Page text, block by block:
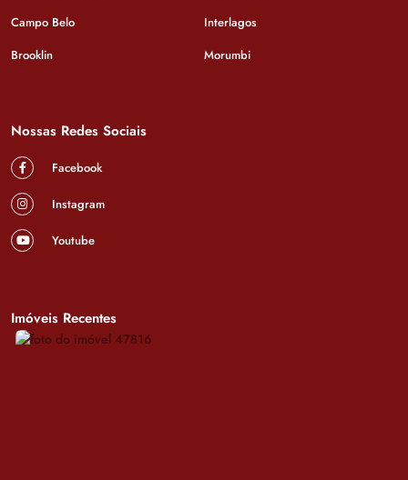
Campo Belo
Interlagos
Brooklin
Morumbi
Nossas Redes Sociais
Facebook
Instagram
Youtube
Imóveis Recentes